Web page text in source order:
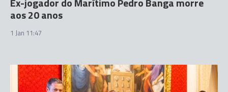
aos 20 anos
1 Jan 11:47